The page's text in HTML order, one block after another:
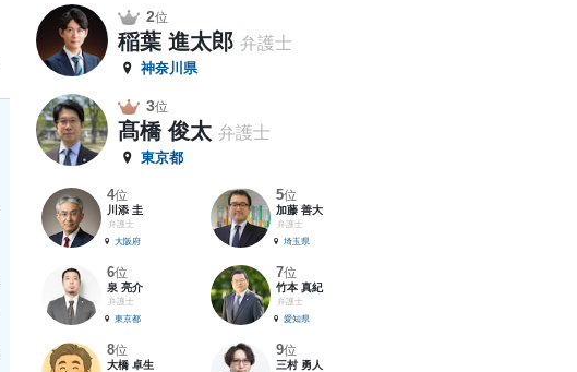
2位
稲葉 進太郎 弁護士
神奈川県
3位
髙橋 俊太 弁護士
東京都
4位
川添 圭
弁護士
大阪府
5位
加藤 善大
弁護士
埼玉県
6位
泉 亮介
弁護士
東京都
7位
竹本 真紀
弁護士
愛知県
8位
大橋 卓生
9位
三村 勇人